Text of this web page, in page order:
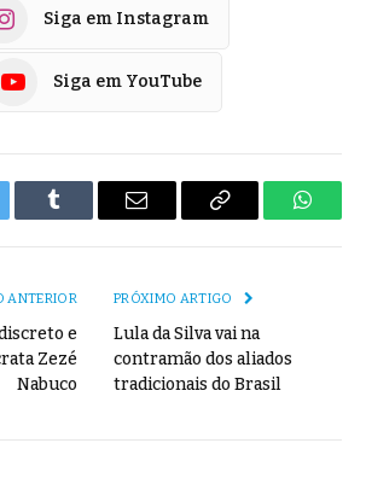
Siga em Instagram
Siga em YouTube
Tumblr
E-
Copiar
ANTERIOR
e
Zezé
Nabuco
PRÓXIMO ARTIGO
Lula da Silva vai na
contramão dos aliados
tradicionais do Brasil